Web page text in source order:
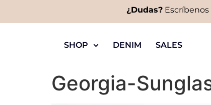
¿Dudas?Escríbenos
SHOP DENIM SALES
Georgia-